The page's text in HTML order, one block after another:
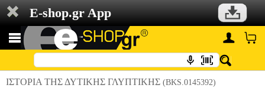
E-shop.gr App
ΙΣΤΟΡΙΑ ΤΗΣ ΔΥΤΙΚΗΣ ΓΛΥΠΤΙΚΗΣ (BKS.0145392)